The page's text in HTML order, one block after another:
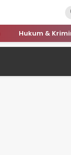
Hukum &